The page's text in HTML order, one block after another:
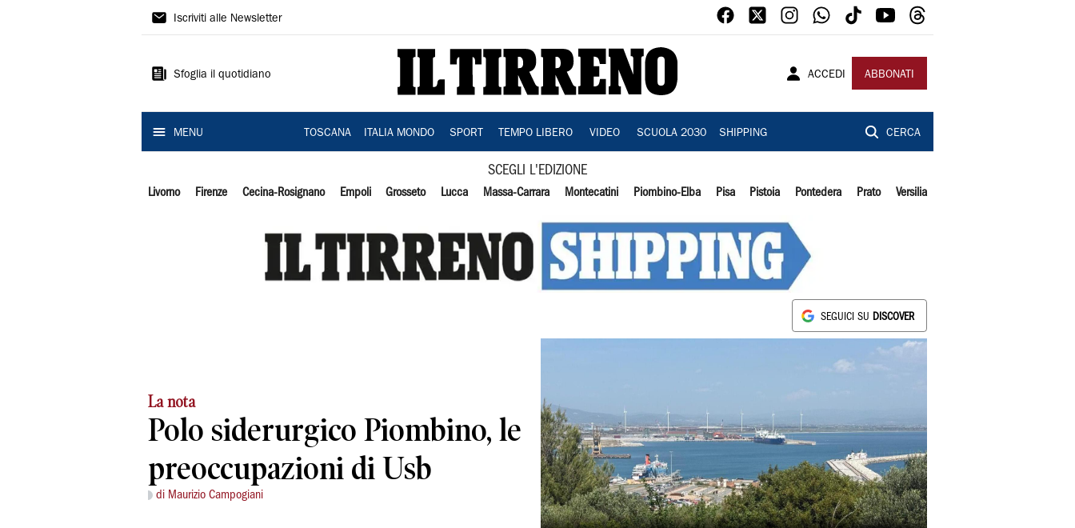
Il
Iscriviti alle Newsletter
Sfoglia il quotidiano ACCEDI ABBONATI
MENU TOSCANA ITALIA MONDO SPORT TEMPO LIBERO VIDEO SCUOLA 2030 SHIPPING CERCA
SCEGLI L'EDIZIONE
Livorno Firenze Cecina-Rosignano Empoli Grosseto Lucca Massa-Carrara Montecatini Piombino-Elba Pisa Pistoia Pontedera Prato Versilia
SEGUICI SU DISCOVER
La nota
Polo siderurgico Piombino, le
preoccupazioni di Usb
di Maurizio Campogiani